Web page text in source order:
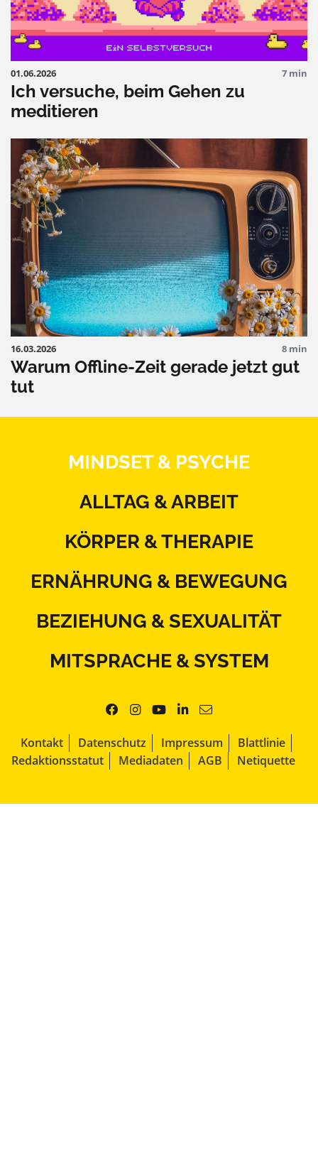
01.06.2026 7 min
Ich versuche, beim Gehen zu
meditieren
16.03.2026 8 min
Warum Offline-Zeit gerade jetzt gut
tut
MINDSET & PSYCHE
ALLTAG & ARBEIT
KÖRPER & THERAPIE
ERNÄHRUNG & BEWEGUNG
BEZIEHUNG & SEXUALITÄT
MITSPRACHE & SYSTEM
Kontakt Datenschutz Impressum
Blattlinie
Redaktionsstatut
Mediadaten AGB Netiquette